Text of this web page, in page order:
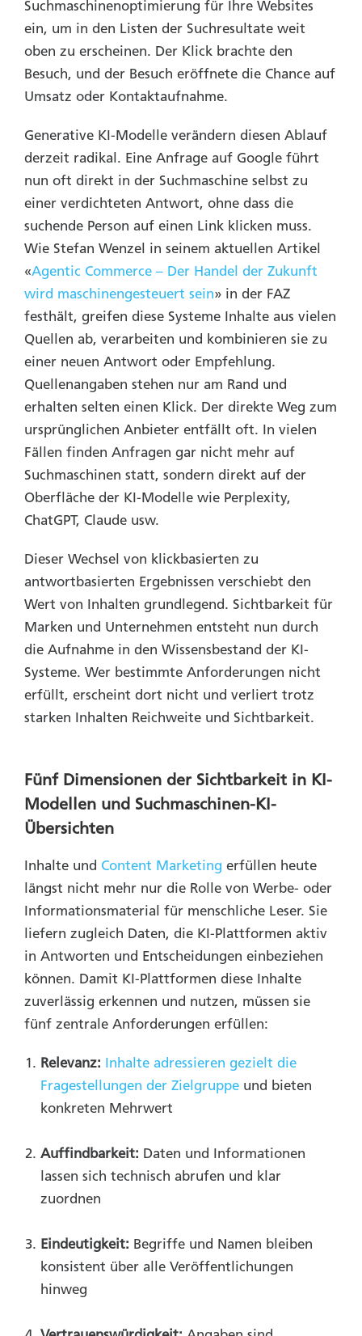
Suchmaschinenoptimierung für Ihre Websites
ein, um in den Listen der Suchresultate weit
oben zu erscheinen. Der Klick brachte den
Besuch, und der Besuch eröffnete die Chance auf
Umsatz oder Kontaktaufnahme.
Generative KI-Modelle verändern diesen Ablauf
derzeit radikal. Eine Anfrage auf Google führt
nun oft direkt in der Suchmaschine selbst zu
einer verdichteten Antwort, ohne dass die
suchende Person auf einen Link klicken muss.
Wie Stefan Wenzel in seinem aktuellen Artikel
«Agentic Commerce – Der Handel der Zukunft
wird maschinengesteuert sein» in der FAZ
festhält, greifen diese Systeme Inhalte aus vielen
Quellen ab, verarbeiten und kombinieren sie zu
einer neuen Antwort oder Empfehlung.
Quellenangaben stehen nur am Rand und
erhalten selten einen Klick. Der direkte Weg zum
ursprünglichen Anbieter entfällt oft. In vielen
Fällen finden Anfragen gar nicht mehr auf
Suchmaschinen statt, sondern direkt auf der
Oberfläche der KI-Modelle wie Perplexity,
ChatGPT, Claude usw.
Dieser Wechsel von klickbasierten zu
antwortbasierten Ergebnissen verschiebt den
Wert von Inhalten grundlegend. Sichtbarkeit für
Marken und Unternehmen entsteht nun durch
die Aufnahme in den Wissensbestand der KI-
Systeme. Wer bestimmte Anforderungen nicht
erfüllt, erscheint dort nicht und verliert trotz
starken Inhalten Reichweite und Sichtbarkeit.
Fünf Dimensionen der Sichtbarkeit in KI-
Modellen und Suchmaschinen-KI-
Übersichten
Inhalte und Content Marketing erfüllen heute
längst nicht mehr nur die Rolle von Werbe- oder
Informationsmaterial für menschliche Leser. Sie
liefern zugleich Daten, die KI-Plattformen aktiv
in Antworten und Entscheidungen einbeziehen
können. Damit KI-Plattformen diese Inhalte
zuverlässig erkennen und nutzen, müssen sie
fünf zentrale Anforderungen erfüllen:
Relevanz: Inhalte adressieren gezielt die
Fragestellungen der Zielgruppe und bieten
konkreten Mehrwert
Auffindbarkeit: Daten und Informationen
lassen sich technisch abrufen und klar
zuordnen
Eindeutigkeit: Begriffe und Namen bleiben
konsistent über alle Veröffentlichungen
hinweg